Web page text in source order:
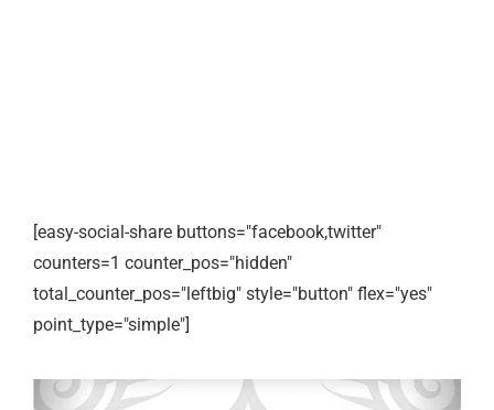
[easy-social-share buttons="facebook,twitter"
counters=1 counter_pos="hidden"
total_counter_pos="leftbig" style="button" flex="yes"
point_type="simple"]